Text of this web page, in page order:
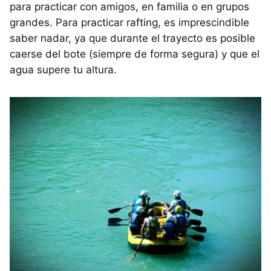
para practicar con amigos, en familia o en grupos
grandes. Para practicar rafting, es imprescindible
saber nadar, ya que durante el trayecto es posible
caerse del bote (siempre de forma segura) y que el
agua supere tu altura.